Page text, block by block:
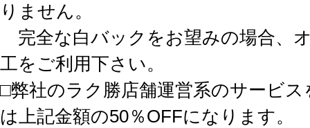
りません。
完全な白バックをお望みの場合、
工をご利用下さい。
□弊社のラク勝店舗運営系のサービ
は上記金額の50％OFFになります。